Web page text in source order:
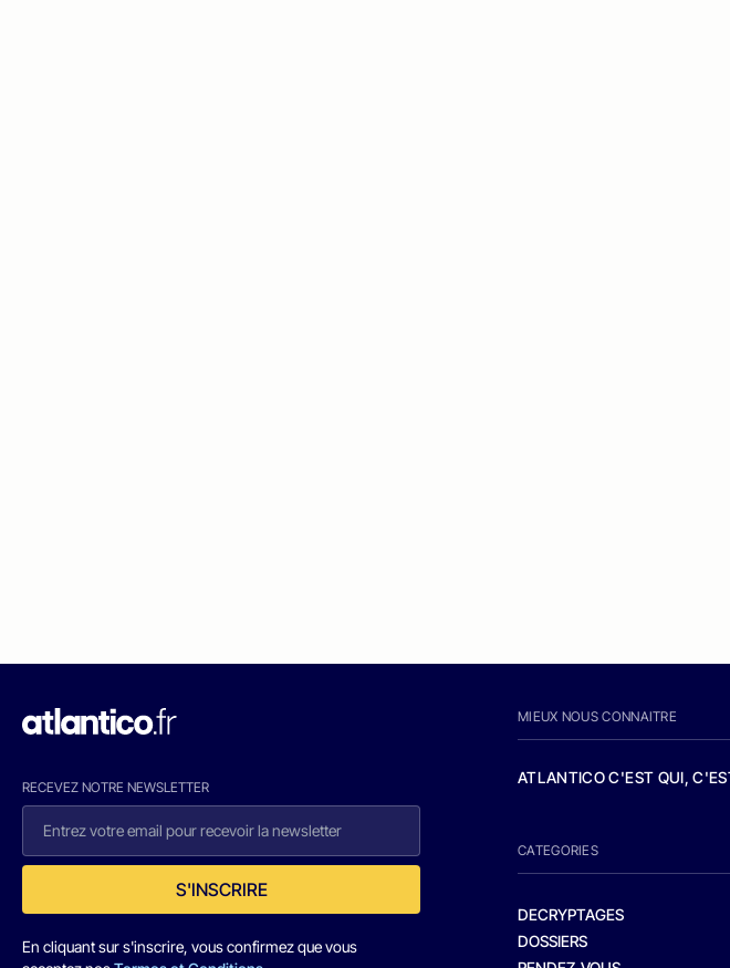
RECEVEZ NOTRE NEWSLETTER
S'INSCRIRE
En cliquant sur s'inscrire, vous confirmez que vous
MIEUX NOUS CONNAITRE
ATLANTICO C'EST QUI,
CATEGORIES
DECRYPTAGES
DOSSIERS